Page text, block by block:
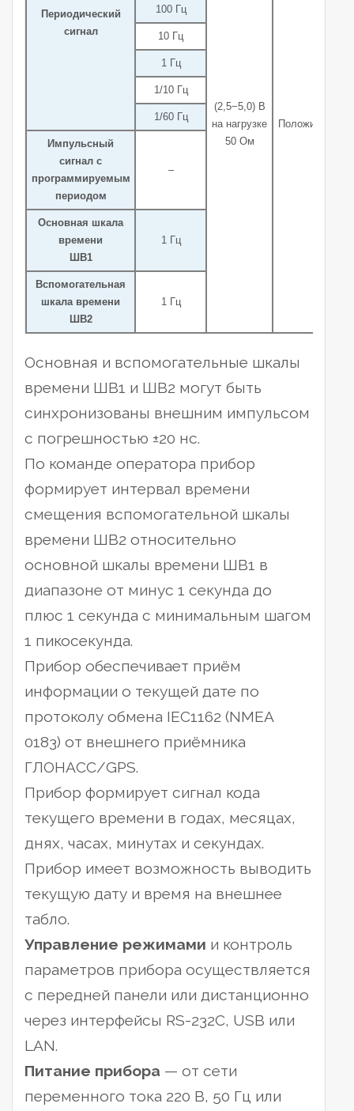
Периодический
сигнал
(2,5−5,0) В
на нагрузке
50 Ом
Положительная
100 Гц
10 Гц
1 Гц
1/10 Гц
1/60 Гц
Импульсный
сигнал с
программируемым
периодом
–
Основная шкала
времени
ШВ1
1 Гц
Вспомогательная
шкала времени
ШВ2
1 Гц
Основная и вспомогательные шкалы
времени ШВ1 и ШВ2 могут быть
синхронизованы внешним импульсом
с погрешностью ±20 нс.
По команде оператора прибор
формирует интервал времени
смещения вспомогательной шкалы
времени ШВ2 относительно
основной шкалы времени ШВ1 в
диапазоне от минус 1 секунда до
плюс 1 секунда с минимальным шагом
1 пикосекунда.
Прибор обеспечивает приём
информации о текущей дате по
протоколу обмена IEC1162 (NMEA
0183) от внешнего приёмника
ГЛОНАСС/GPS.
Прибор формирует сигнал кода
текущего времени в годах, месяцах,
днях, часах, минутах и секундах.
Прибор имеет возможность выводить
текущую дату и время на внешнее
табло.
Управление режимами и контроль
параметров прибора осуществляется
с передней панели или дистанционно
через интерфейсы RS-232С, USB или
LAN.
Питание прибора — от сети
переменного тока 220 В, 50 Гц или